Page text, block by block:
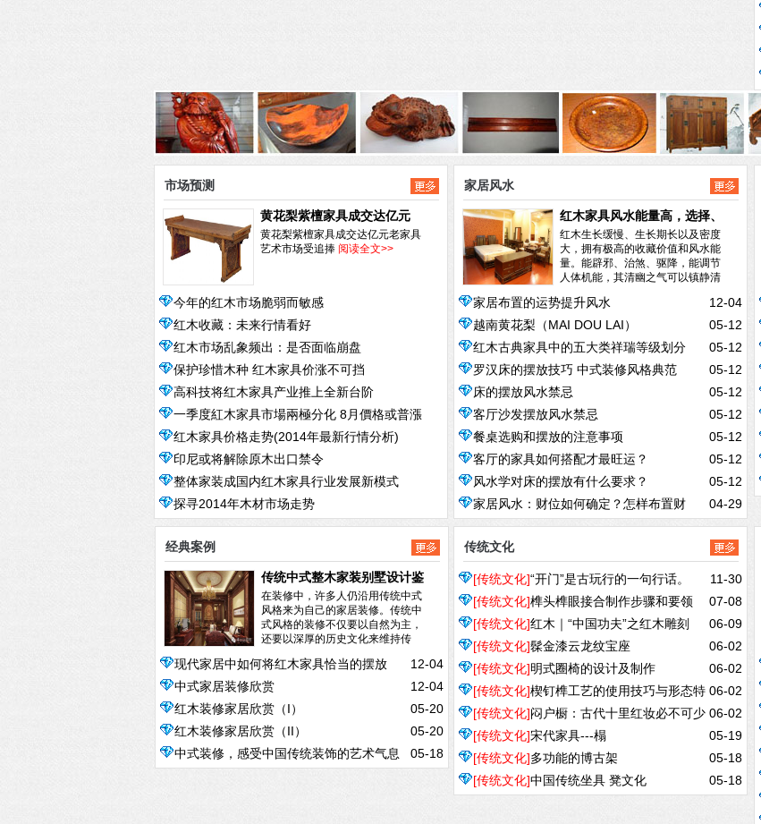
市场预测
黄花梨紫檀家具成交达亿元
老家具艺术市场受追捧
黄花梨紫檀家具成交达亿元老家具
艺术市场受追捧 阅读全文>>
今年的红木市场脆弱而敏感
红木收藏：未来行情看好
红木市场乱象频出：是否面临崩盘
保护珍惜木种 红木家具价涨不可挡
高科技将红木家具产业推上全新台阶
一季度紅木家具市場兩極分化 8月價格或普漲
红木家具价格走势(2014年最新行情分析)
印尼或将解除原木出口禁令
整体家装成国内红木家具行业发展新模式
探寻2014年木材市场走势
家居风水
红木家具风水能量高，选择、
摆放大有学问
红木生长缓慢、生长期长以及密度
大，拥有极高的收藏价值和风水能
量。能辟邪、治煞、驱降，能调节
人体机能，其清幽之气可以镇静清
12-04
家居布置的运势提升风水
05-12
越南黄花梨（MAI DOU LAI）
05-12
红木古典家具中的五大类祥瑞等级划分
05-12
罗汉床的摆放技巧 中式装修风格典范
05-12
床的摆放风水禁忌
05-12
客厅沙发摆放风水禁忌
05-12
餐桌选购和摆放的注意事项
05-12
客厅的家具如何搭配才最旺运？
05-12
风水学对床的摆放有什么要求？
04-29
家居风水：财位如何确定？怎样布置财
位？
经典案例
传统中式整木家装别墅设计鉴
赏
在装修中，许多人仍沿用传统中式
风格来为自己的家居装修。传统中
式风格的装修不仅要以自然为主，
还要以深厚的历史文化来维持传
12-04
现代家居中如何将红木家具恰当的摆放
呢？
12-04
中式家居装修欣赏
05-20
红木装修家居欣赏（I）
05-20
红木装修家居欣赏（II）
05-18
中式装修，感受中国传统装饰的艺术气息
传统文化
11-30
[传统文化]“开门”是古玩行的一句行话。
07-08
[传统文化]榫头榫眼接合制作步骤和要领
06-09
[传统文化]红木｜“中国功夫”之红木雕刻
06-02
[传统文化]髹金漆云龙纹宝座
06-02
[传统文化]明式圈椅的设计及制作
06-02
[传统文化]楔钉榫工艺的使用技巧与形态特
征
06-02
[传统文化]闷户橱：古代十里红妆必不可少
的家具
05-19
[传统文化]宋代家具---榻
05-18
[传统文化]多功能的博古架
05-18
[传统文化]中国传统坐具 凳文化